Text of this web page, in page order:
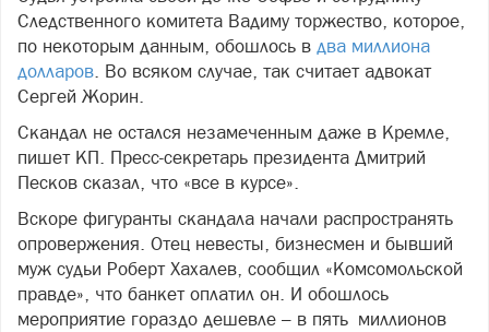
Следственного комитета Вадиму торжество, которое,
по некоторым данным, обошлось в два миллиона
долларов. Во всяком случае, так считает адвокат
Сергей Жорин.
Скандал не остался незамеченным даже в Кремле,
пишет КП. Пресс-секретарь президента Дмитрий
Песков сказал, что «все в курсе».
Вскоре фигуранты скандала начали распространять
опровержения. Отец невесты, бизнесмен и бывший
муж судьи Роберт Хахалев, сообщил «Комсомольской
правде», что банкет оплатил он. И обошлось
мероприятие гораздо дешевле – в пять миллионов